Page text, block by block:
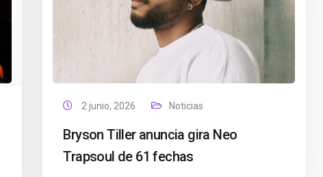
2 junio, 2026 Noticias
Bryson Tiller anuncia gira Neo
Trapsoul de 61 fechas